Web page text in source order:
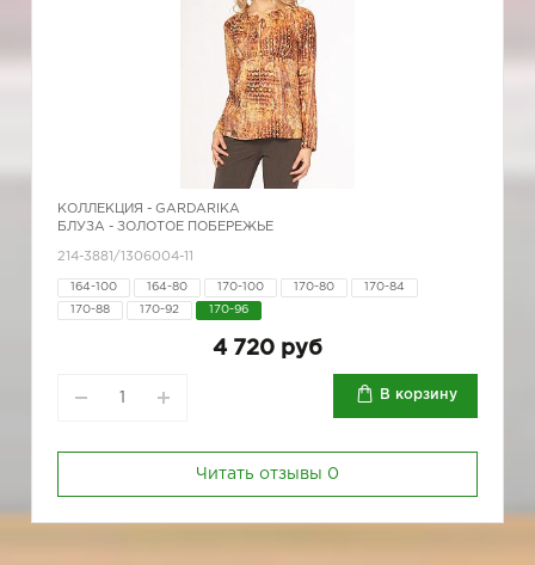
КОЛЛЕКЦИЯ - GARDARIKA
БЛУЗА - ЗОЛОТОЕ ПОБЕРЕЖЬЕ
214-3881/1306004-11
164-100 164-80 170-100 170-80 170-84
170-88 170-92 170-96
4 720 руб
В корзину
Читать отзывы 0